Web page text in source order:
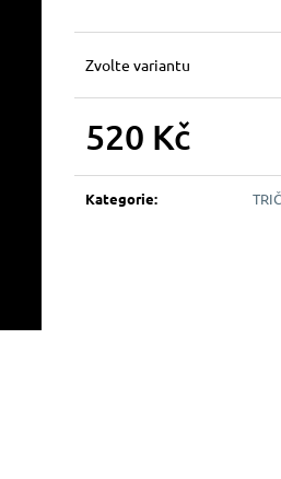
Zvolte variantu
520 Kč
Kategorie: